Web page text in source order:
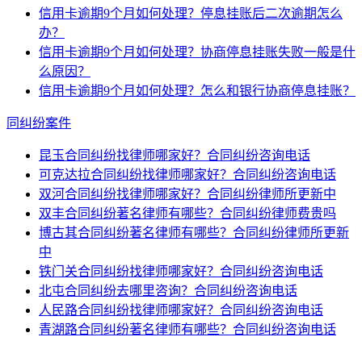
信用卡逾期9个月如何处理？停息挂账后二次逾期怎么
办？
信用卡逾期9个月如何处理？协商停息挂账失败一般是什
么原因？
信用卡逾期9个月如何处理？怎么和银行协商停息挂账？
同纠纷案件
昆玉合同纠纷找律师哪家好？合同纠纷咨询电话
可克达拉合同纠纷找律师哪家好？合同纠纷咨询电话
双河合同纠纷找律师哪家好？合同纠纷律师所更新中
双丰合同纠纷著名律师有哪些？合同纠纷律师费贵吗
博古其合同纠纷著名律师有哪些？合同纠纷律师所更新
中
铁门关合同纠纷找律师哪家好？合同纠纷咨询电话
北屯合同纠纷去哪里咨询？合同纠纷咨询电话
人民路合同纠纷找律师哪家好？合同纠纷咨询电话
青湖路合同纠纷著名律师有哪些？合同纠纷咨询电话